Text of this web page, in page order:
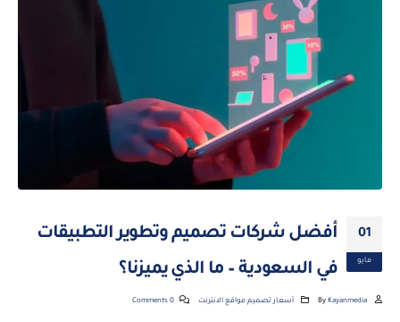
01
مايو
أفضل شركات تصميم وتطوير التطبيقات
في السعودية – ما الذي يميزنا؟
By Kayanmedia أسعار تصميم مواقع الانترنت 0 Comments